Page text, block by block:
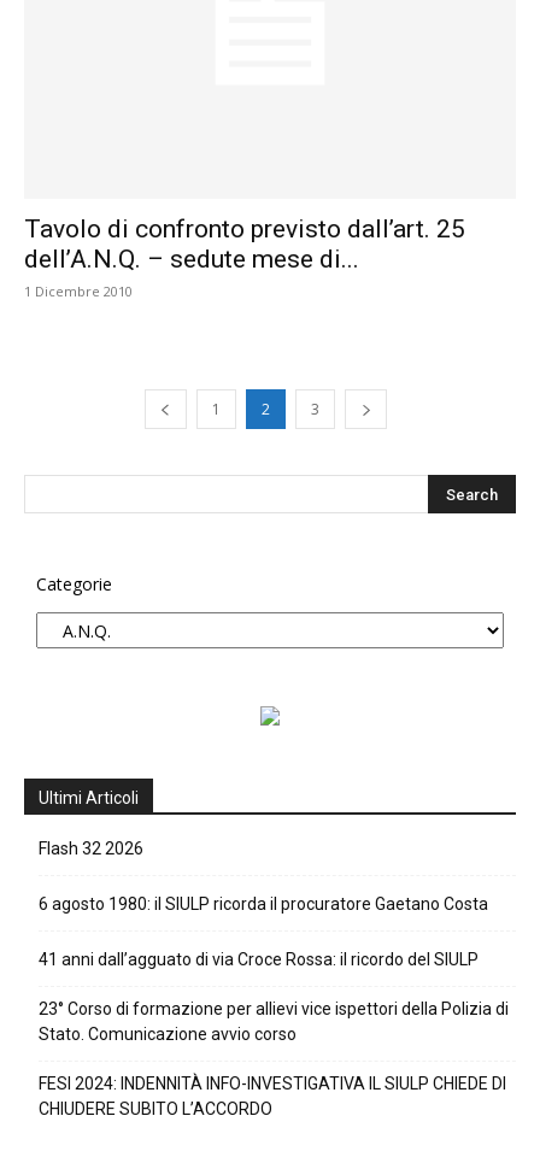
Tavolo di confronto previsto dall’art. 25
dell’A.N.Q. – sedute mese di...
1 Dicembre 2010
1 2 3
Categorie
Ultimi Articoli
Flash 32 2026
6 agosto 1980: il SIULP ricorda il procuratore Gaetano Costa
41 anni dall’agguato di via Croce Rossa: il ricordo del SIULP
23° Corso di formazione per allievi vice ispettori della Polizia di
Stato. Comunicazione avvio corso
FESI 2024: INDENNITÀ INFO-INVESTIGATIVA IL SIULP CHIEDE DI
CHIUDERE SUBITO L’ACCORDO